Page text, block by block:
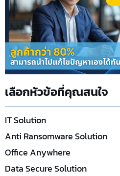
เลือกหัวข้อที่คุณสนใจ
IT Solution
Anti Ransomware Solution
Office Anywhere
Data Secure Solution